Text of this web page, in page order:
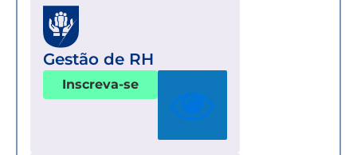
Gestão de RH
Inscreva-se